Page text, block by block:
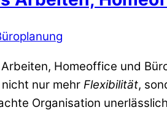
Homeoffice und
nur mehr Flexibilität,
Organisation